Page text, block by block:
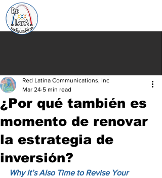
¿Por qué también es
momento de renovar
la estrategia de
inversión?
Red Latina Communications, Inc
Mar 24 5 min read
Why It’s Also Time to Revise Your